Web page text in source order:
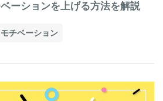
ーションを上げる方法を解説
モチベーション